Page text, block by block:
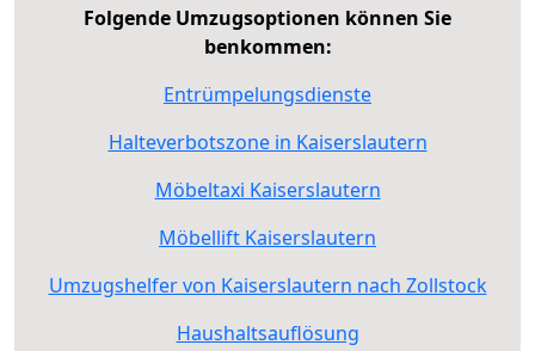
Folgende Umzugsoptionen können Sie
benkommen:
Entrümpelungsdienste
Halteverbotszone in Kaiserslautern
Möbeltaxi Kaiserslautern
Möbellift Kaiserslautern
Umzugshelfer von Kaiserslautern nach Zollstock
Haushaltsauflösung